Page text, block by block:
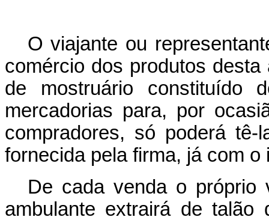
O viajante ou
comércio dos produtos
de mostruário
mercadorias para, por
compradores, só poderá
fornecida pela firma, já com
De cada venda o próprio
ambulante extrairá de